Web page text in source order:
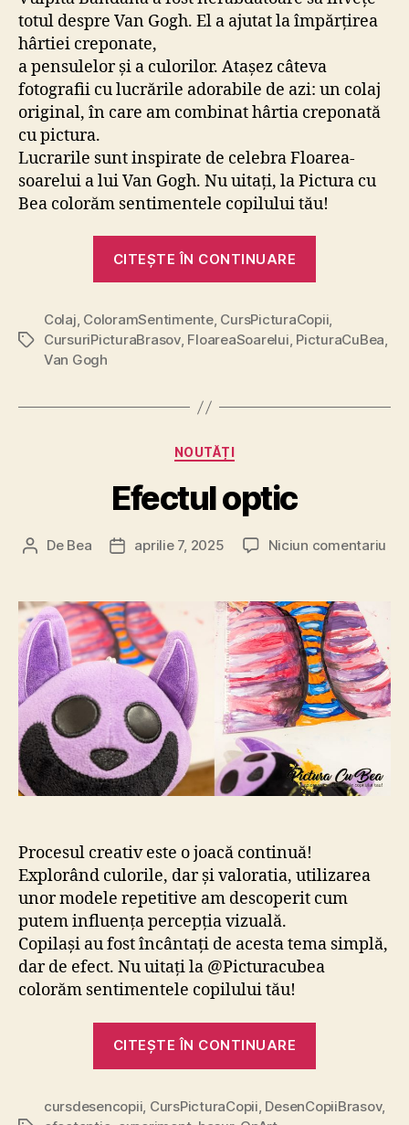
totul despre Van Gogh. El a ajutat la împărțirea
hârtiei creponate,
a pensulelor și a culorilor. Atașez câteva
fotografii cu lucrările adorabile de azi: un colaj
original, în care am combinat hârtia creponată
cu pictura.
Lucrarile sunt inspirate de celebra Floarea-
soarelui a lui Van Gogh. Nu uitați, la Pictura cu
Bea colorăm sentimentele copilului tău!
CITEȘTE ÎN CONTINUARE
soarelui
a
Etichete
Colaj, ColoramSentimente, CursPicturaCopii,
CursuriPicturaBrasov, FloareaSoarelui, PicturaCuBea,
Van Gogh
Categorii
NOUTĂȚI
Efectul optic
Autor
De Bea
Datăaprilie 7, 2025 Niciun comentariu
Procesul creativ este o joacă continuă!
Explorând culorile, dar și valoratia, utilizarea
unor modele repetitive am descoperit cum
putem influența percepția vizuală.
Copilași au fost încântați de acesta tema simplă,
dar de efect. Nu uitați la @Picturacubea
colorăm sentimentele copilului tău!
CITEȘTE ÎN CONTINUARE
cursdesencopii CursPicturaCopii DesenCopiiBrasov,